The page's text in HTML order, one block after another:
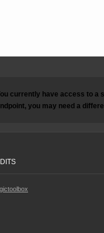
currently have access to a
you may need a